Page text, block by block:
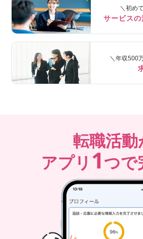
＼初め
サービス
＼年収500
転職活動
アプリ 1つで